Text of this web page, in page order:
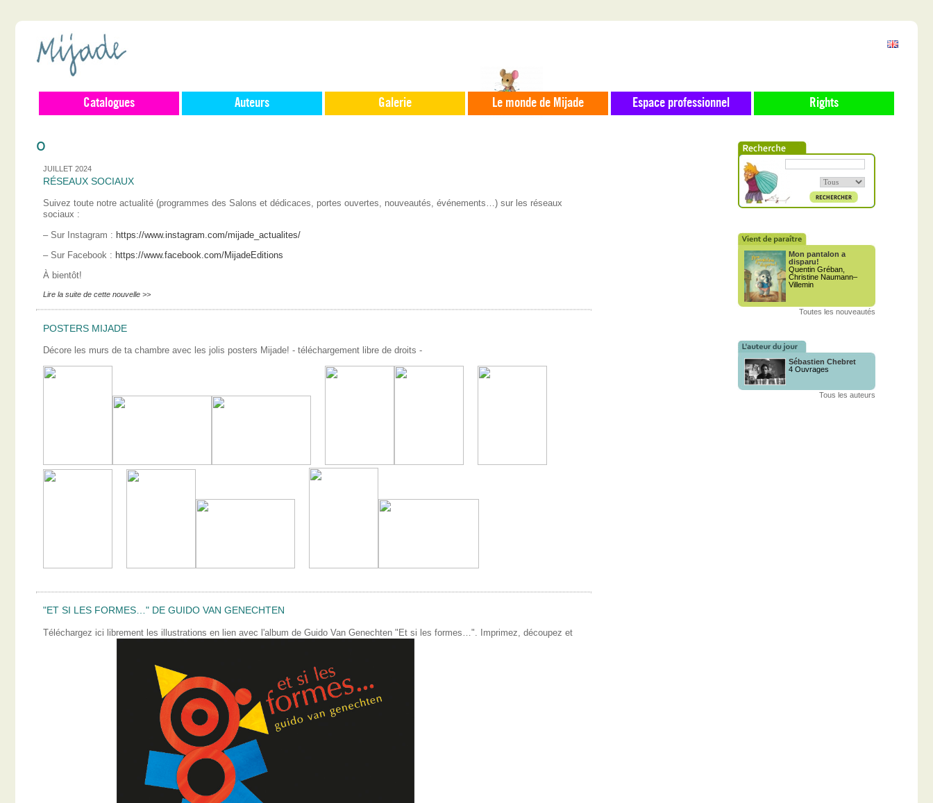
Catalogues Auteurs Galerie Le monde de Mijade Espace professionnel Rights
0
JUILLET 2024
RÉSEAUX SOCIAUX
Suivez toute notre actualité (programmes des Salons et dédicaces, portes ouvertes, nouveautés, événements…) sur les réseaux
sociaux :
– Sur Instagram : https://www.instagram.com/mijade_actualites/
– Sur Facebook : https://www.facebook.com/MijadeEditions
À bientôt!
Lire la suite de cette nouvelle >>
POSTERS MIJADE
Décore les murs de ta chambre avec les jolis posters Mijade! - téléchargement libre de droits -
"ET SI LES FORMES…" DE GUIDO VAN GENECHTEN
Téléchargez ici librement les illustrations en lien avec l'album de Guido Van Genechten "Et si les formes…". Imprimez, découpez et
Mon pantalon a
disparu!
Quentin Gréban,
Christine Naumann–
Villemin
Toutes les nouveautés
Sébastien Chebret
4 Ouvrages
Tous les auteurs